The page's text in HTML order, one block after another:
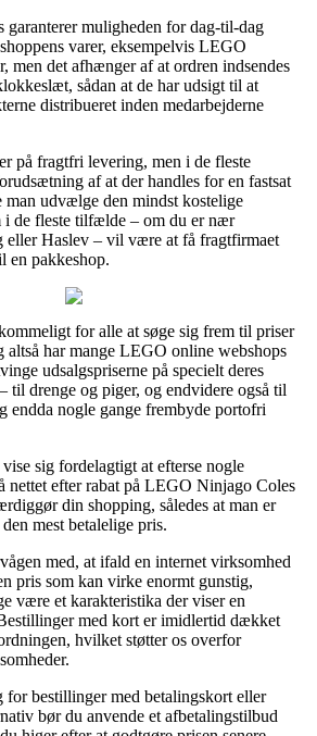
garanterer muligheden for dag-til-dag
varer, eksempelvis LEGO
men det afhænger af at ordren indsendes
sådan at de har udsigt til at
distribueret inden medarbejderne
på fragtfri levering, men i de fleste
af at der handles for en fastsat
udvælge den mindst kostelige
i de fleste tilfælde – om du er nær
eller Haslev – vil være at få fragtfirmaet
en pakkeshop.
for alle at søge sig frem til priser
altså har mange LEGO online webshops
udsalgspriserne på specielt deres
til drenge og piger, og endvidere også til
endda nogle gange frembyde portofri
sig fordelagtigt at efterse nogle
nettet efter rabat på LEGO Ninjago Coles
din shopping, således at man er
mest betalelige pris.
med, at ifald en internet virksomhed
pris som kan virke enormt gunstig,
være et karakteristika der viser en
med kort er imidlertid dækket
hvilket støtter os overfor
for bestillinger med betalingskort eller
bør du anvende et afbetalingstilbud